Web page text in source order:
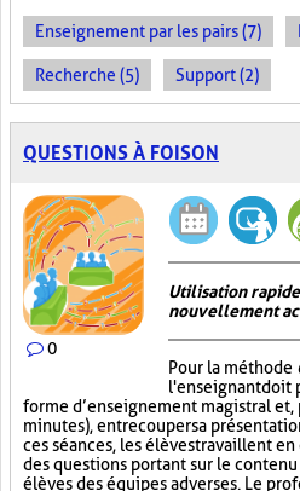
Enseignement par les pairs (7)
Recherche (5) Support (2)
QUESTIONS À FOISON
0
Utilisation
nouvellement
Pour la méthode
l'enseignant doit
forme d’enseignement magistral
minutes), entrecouper sa
ces séances, les élèves travaillent
des questions portant sur le
élèves des équipes adverses. Le